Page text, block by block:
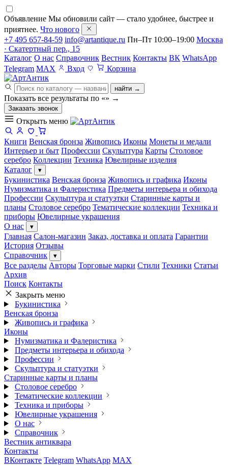
Объявление Мы обновили сайт — стало удобнее, быстрее и
приятнее. Что нового
+7 495 657-84-59 info@artantique.ru Пн–Пт 10:00–19:00 Москва
· Скатертный пер., 15
Каталог О нас Справочник Вестник Контакты ВК WhatsApp
Telegram MAX Вход Корзина
найти →
Показать все результаты по «» →
Заказать звонок
Открыть меню
Книги Венская бронза Живопись Иконы Монеты и медали
Интерьер и быт Профессии Скульптура Карты Столовое
серебро Коллекции Техника Ювелирные изделия
Каталог
▾
Букинистика Венская бронза Живопись и графика Иконы
Нумизматика и Фалеристика Предметы интерьера и обихода
Профессии Скульптура и статуэтки Старинные карты и
планы Столовое серебро Тематические коллекции Техника и
приборы Ювелирные украшения
О нас
▾
Главная Салон-магазин Заказ, доставка и оплата Гарантии
История Отзывы
Справочник
▾
Все разделы Авторы Торговые марки Стили Техники Статьи
Архив
Поиск Контакты
Закрыть меню
Букинистика
Венская бронза
Живопись и графика
Иконы
Нумизматика и Фалеристика
Предметы интерьера и обихода
Профессии
Скульптура и статуэтки
Старинные карты и планы
Столовое серебро
Тематические коллекции
Техника и приборы
Ювелирные украшения
О нас
Справочник
Вестник антиквара
Контакты
ВКонтакте Telegram WhatsApp MAX